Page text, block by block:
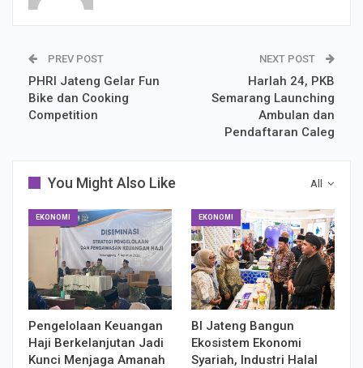
PREV POST
PHRI Jateng Gelar Fun
Bike dan Cooking
Competition
NEXT POST
Harlah 24, PKB
Semarang Launching
Ambulan dan
Pendaftaran Caleg
All
You Might Also Like
EKONOMI
Pengelolaan Keuangan
Haji Berkelanjutan Jadi
Kunci Menjaga Amanah
EKONOMI
BI Jateng Bangun
Ekosistem Ekonomi
Syariah, Industri Halal